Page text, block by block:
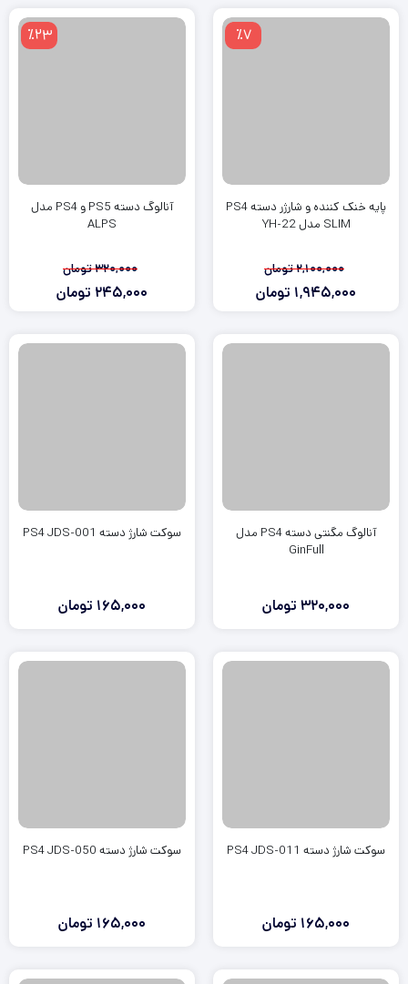
٪7
پایه خنک کننده و شارژر دسته PS4
SLIM مدل YH-22
2,100,000تومان
2,100,000
1,945,000 تومان
1,945,000
٪23
آنالوگ دسته PS5 و PS4 مدل
ALPS
320,000تومان
320,000
245,000 تومان
245,000
آنالوگ مگنتی دسته PS4 مدل
GinFull
320,000 تومان
سوکت شارژ دسته PS4 JDS-001
165,000 تومان
سوکت شارژ دسته PS4 JDS-011
165,000 تومان
سوکت شارژ دسته PS4 JDS-050
165,000 تومان